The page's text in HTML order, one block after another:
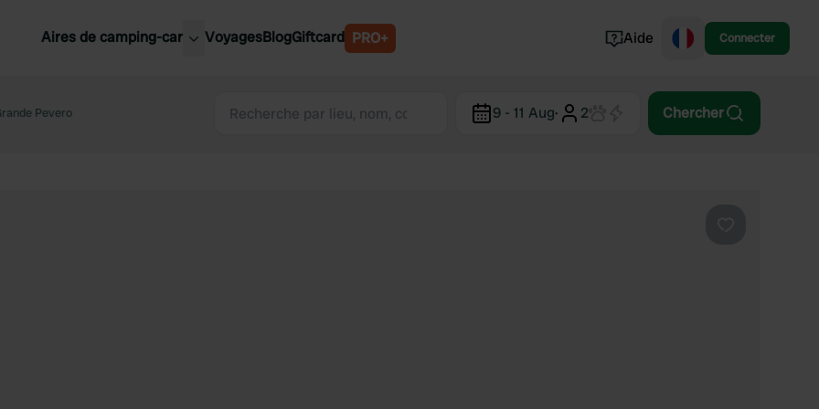
Aires de camping-car
Slovénie
VoyagesBlogGiftcard PRO+ Aide Connecter
Pevero 9 - 11 Aug· 2 Chercher